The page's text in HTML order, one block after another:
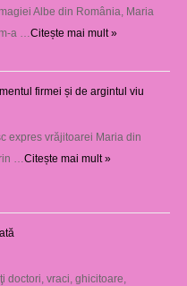
Albe din România, Maria
a … Citește mai mult »
firmei și de argintul viu
expres vrăjitoarei Maria din
… Citește mai mult »
doctori, vraci, ghicitoare,